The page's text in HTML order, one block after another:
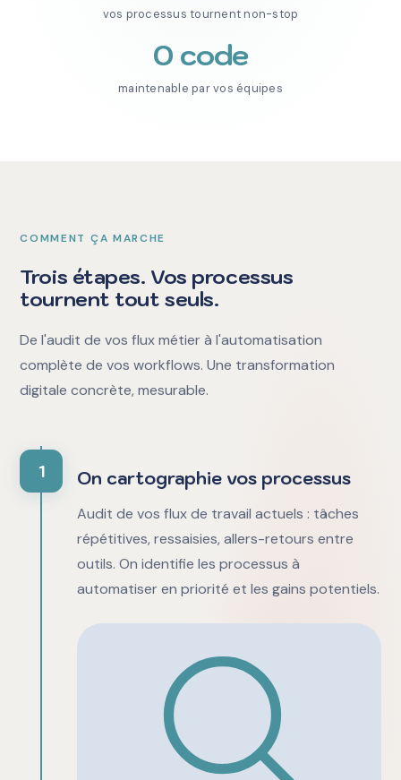
vos processus tournent non-stop
0 code
maintenable par vos équipes
COMMENT ÇA MARCHE
Trois étapes. Vos processus
tournent tout seuls.
De l'audit de vos flux métier à l'automatisation
complète de vos workflows. Une transformation
digitale concrète, mesurable.
On cartographie vos processus
Audit de vos flux de travail actuels : tâches
répétitives, ressaisies, allers-retours entre
outils. On identifie les processus à
automatiser en priorité et les gains potentiels.
1